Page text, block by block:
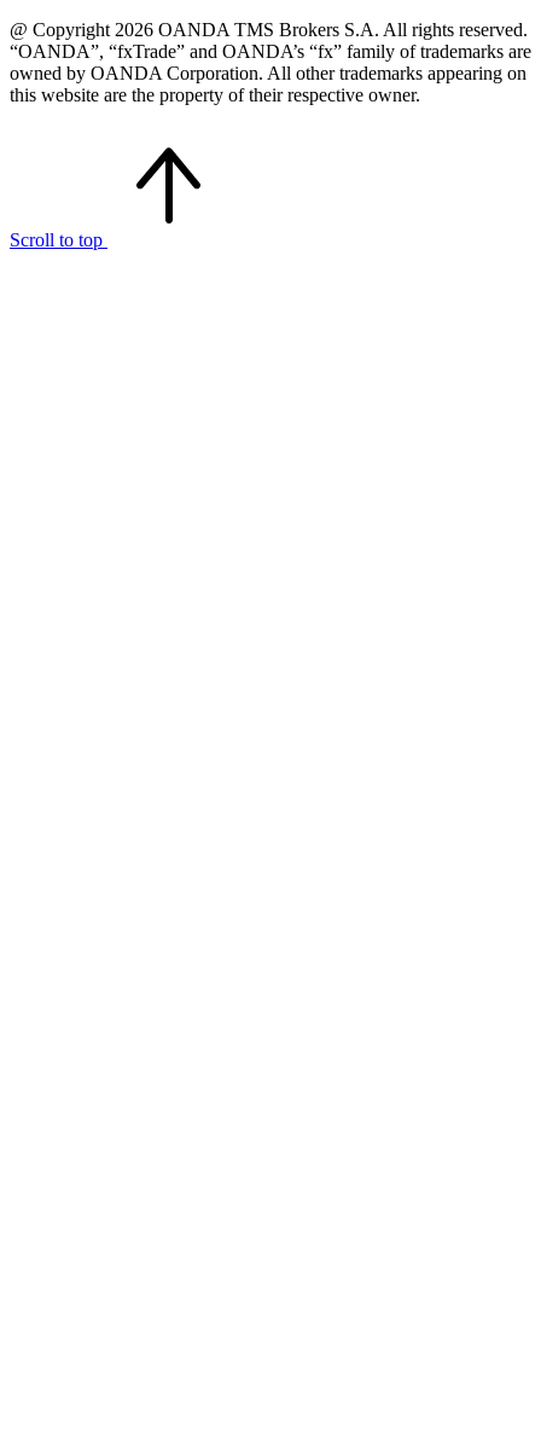
@ Copyright 2026 OANDA TMS Brokers S.A. All rights reserved.
“OANDA”, “fxTrade” and OANDA’s “fx” family of trademarks are
owned by OANDA Corporation. All other trademarks appearing on
this website are the property of their respective owner.
Scroll to top